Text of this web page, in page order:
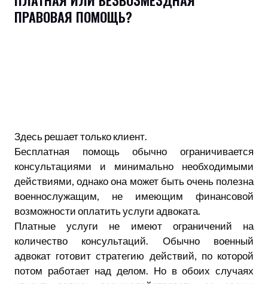
ПРАВОВАЯ ПОМОЩЬ?
Здесь решает только клиент.
Бесплатная помощь обычно ограничивается
консультациями и минимально необходимыми
действиями, однако она может быть очень полезна
военнослужащим, не имеющим финансовой
возможности оплатить услуги адвоката.
Платные услуги не имеют ограничений на
количество консультаций. Обычно военный
адвокат готовит стратегию действий, по которой
потом работает над делом. Но в обоих случаях